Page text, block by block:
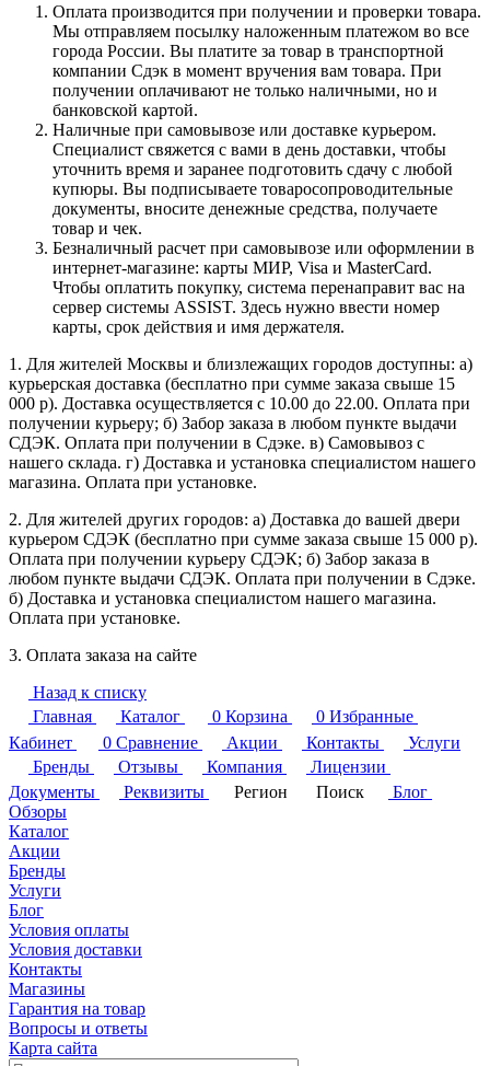
Оплата производится при получении и проверки товара.
Мы отправляем посылку наложенным платежом во все
города России. Вы платите за товар в транспортной
компании Сдэк в момент вручения вам товара. При
получении оплачивают не только наличными, но и
банковской картой.
Наличные при самовывозе или доставке курьером.
Специалист свяжется с вами в день доставки, чтобы
уточнить время и заранее подготовить сдачу с любой
купюры. Вы подписываете товаросопроводительные
документы, вносите денежные средства, получаете
товар и чек.
Безналичный расчет при самовывозе или оформлении в
интернет-магазине: карты МИР, Visa и MasterCard.
Чтобы оплатить покупку, система перенаправит вас на
сервер системы ASSIST. Здесь нужно ввести номер
карты, срок действия и имя держателя.
1. Для жителей Москвы и близлежащих городов доступны: а)
курьерская доставка (бесплатно при сумме заказа свыше 15
000 р). Доставка осуществляется с 10.00 до 22.00. Оплата при
получении курьеру; б) Забор заказа в любом пункте выдачи
СДЭК. Оплата при получении в Сдэке. в) Самовывоз с
нашего склада. г) Доставка и установка специалистом нашего
магазина. Оплата при установке.
2. Для жителей других городов: а) Доставка до вашей двери
курьером СДЭК (бесплатно при сумме заказа свыше 15 000 р).
Оплата при получении курьеру СДЭК; б) Забор заказа в
любом пункте выдачи СДЭК. Оплата при получении в Сдэке.
б) Доставка и установка специалистом нашего магазина.
Оплата при установке.
3. Оплата заказа на сайте
Назад к списку
Главная
Каталог 0 Корзина 0 Избранные
Кабинет
0 Сравнение Акции Контакты
Услуги
Бренды
Отзывы Компания
Лицензии
Документы
Реквизиты Регион Поиск
Блог
Обзоры
Каталог
Акции
Бренды
Услуги
Блог
Условия оплаты
Условия доставки
Контакты
Магазины
Гарантия на товар
Вопросы и ответы
Карта сайта